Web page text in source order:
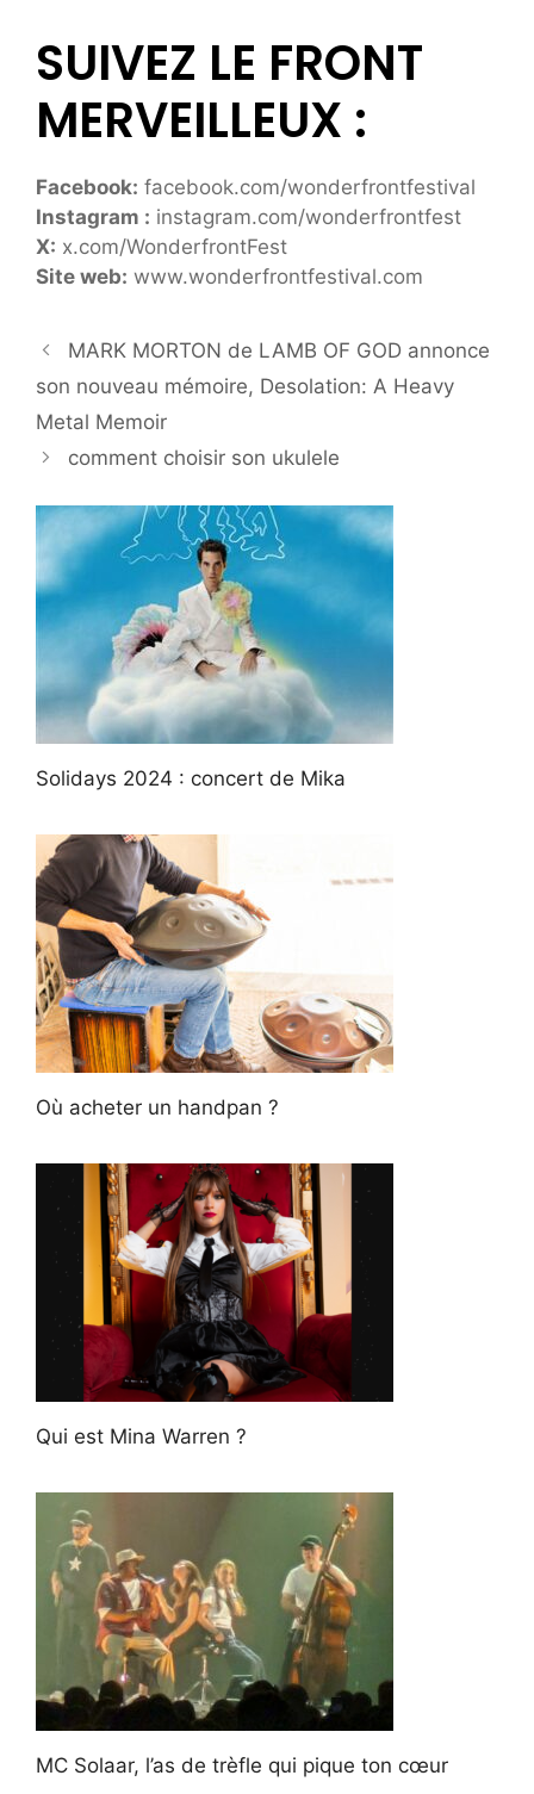
SUIVEZ LE FRONT
MERVEILLEUX :
Facebook: facebook.com/wonderfrontfestival
Instagram : instagram.com/wonderfrontfest
X: x.com/WonderfrontFest
Site web: www.wonderfrontfestival.com
MARK MORTON de LAMB OF GOD annonce
son nouveau mémoire, Desolation: A Heavy
Metal Memoir
comment choisir son ukulele
Solidays 2024 : concert de Mika
Où acheter un handpan ?
Qui est Mina Warren ?
MC Solaar, l’as de trèfle qui pique ton cœur